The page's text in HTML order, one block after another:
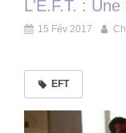
L'E.F.T. :
15 Fév 2017
EFT